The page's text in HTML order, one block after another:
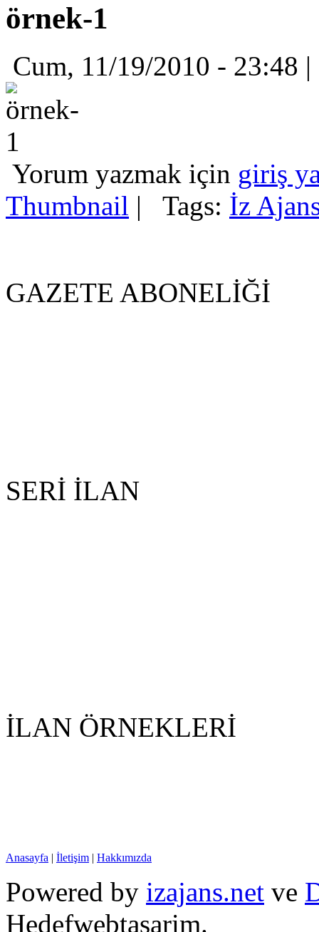
örnek-1
Cum, 11/19/2010 - 23:48
Yorum yazmak için giriş
Thumbnail | Tags: İz
GAZETE ABONELİĞİ
SERİ İLAN
İLAN ÖRNEKLERİ
Anasayfa | İletişim | Hakkımızda
Powered by izajans.net ve
Hedefwebtasarim.